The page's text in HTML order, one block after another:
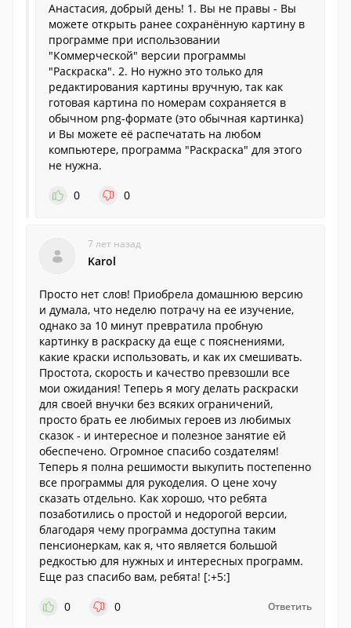
Анастасия, добрый день! 1. Вы не правы - Вы
можете открыть ранее сохранённую картину в
программе при использовании
"Коммерческой" версии программы
"Раскраска". 2. Но нужно это только для
редактирования картины вручную, так как
готовая картина по номерам сохраняется в
обычном png-формате (это обычная картинка)
и Вы можете её распечатать на любом
компьютере, программа "Раскраска" для этого
не нужна.
0
0
7 лет назад
Karol
Просто нет слов! Приобрела домашнюю версию
и думала, что неделю потрачу на ее изучение,
однако за 10 минут превратила пробную
картинку в раскраску да еще с пояснениями,
какие краски использовать, и как их смешивать.
Простота, скорость и качество превзошли все
мои ожидания! Теперь я могу делать раскраски
для своей внучки без всяких ограничений,
просто брать ее любимых героев из любимых
сказок - и интересное и полезное занятие ей
обеспечено. Огромное спасибо создателям!
Теперь я полна решимости выкупить постепенно
все программы для рукоделия. О цене хочу
сказать отдельно. Как хорошо, что ребята
позаботились о простой и недорогой версии,
благодаря чему программа доступна таким
пенсионеркам, как я, что является большой
редкостью для нужных и интересных программ.
Еще раз спасибо вам, ребята! [:+5:]
0
0 Ответить